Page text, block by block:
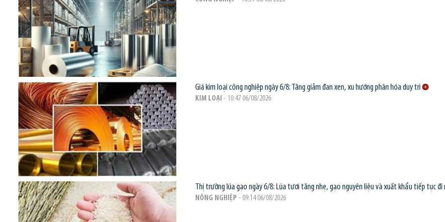
Giá kim loại công nghiệp ngày 6/8: Tăng giảm đan xen, xu hướng phân hóa duy trì
KIM LOẠI - 10:47 06/08/2026
Thị trường lúa gạo ngày 6/8: Lúa tươi tăng nhẹ, gạo nguyên liệu và xuất khẩu tiếp tục đi
NÔNG NGHIỆP - 09:14 06/08/2026